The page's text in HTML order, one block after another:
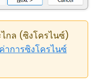
กล (ซิงโครไนซ์)
าการซิงโครไนซ์